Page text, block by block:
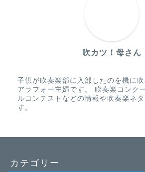
吹カツ！母さん
子供が吹奏楽部に入部したのを機に
アラフォー主婦です。 吹奏楽コンク
ルコンテストなどの情報や吹奏楽ネ
す。
カテゴリー